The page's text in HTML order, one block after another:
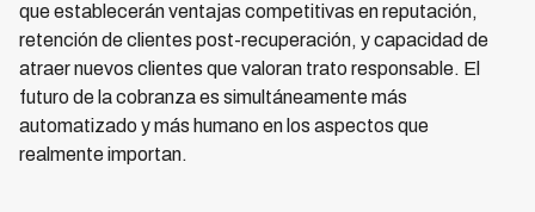
que establecerán ventajas competitivas en reputación,
retención de clientes post-recuperación, y capacidad de
atraer nuevos clientes que valoran trato responsable. El
futuro de la cobranza es simultáneamente más
automatizado y más humano en los aspectos que
realmente importan.